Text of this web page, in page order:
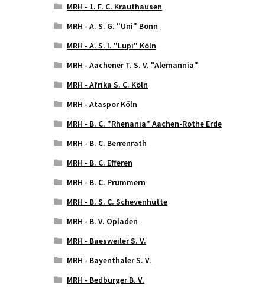
MRH - 1. F. C. Krauthausen
MRH - A. S. G. "Uni" Bonn
MRH - A. S. I. "Lupi" Köln
MRH - Aachener T. S. V. "Alemannia"
MRH - Afrika S. C. Köln
MRH - Ataspor Köln
MRH - B. C. "Rhenania" Aachen-Rothe Erde
MRH - B. C. Berrenrath
MRH - B. C. Efferen
MRH - B. C. Prummern
MRH - B. S. C. Schevenhütte
MRH - B. V. Opladen
MRH - Baesweiler S. V.
MRH - Bayenthaler S. V.
MRH - Bedburger B. V.